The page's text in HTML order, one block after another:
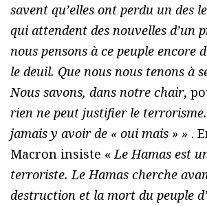
savent qu’elles ont perdu un des
qui attendent des nouvelles d’un
nous pensons à ce peuple encore
le deuil. Que nous nous tenons à
Nous savons, dans notre chair,
rien ne peut justifier le
jamais y avoir de « oui mais » » .
Macron insiste « Le Hamas est
terroriste. Le Hamas cherche
destruction et la mort du peuple